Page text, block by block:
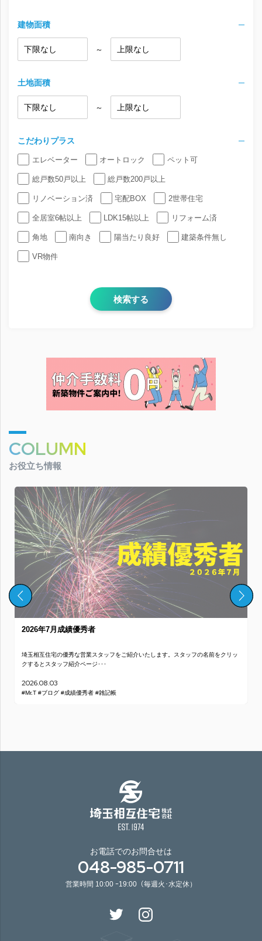
建物面積
～
土地面積
～
こだわりプラス
エレベーター オートロック ペット可
総戸数50戸以上 総戸数200戸以上
リノベーション済 宅配BOX 2世帯住宅
全居室6帖以上 LDK15帖以上 リフォーム済
角地 南向き 陽当たり良好 建築条件無し
VR物件
検索する
COLUMN
お役立ち情報
2026年7月成績優秀者
埼玉相互住宅の優秀な営業スタッフをご紹介いたします。スタッフの名前をクリッ
クするとスタッフ紹介ページ･･･
2026.08.03
#Mr.T #ブログ #成績優秀者 #雑記帳
お電話でのお問合せは
048-985-0711
営業時間 10:00 ｰ19:00（毎週火･水定休）